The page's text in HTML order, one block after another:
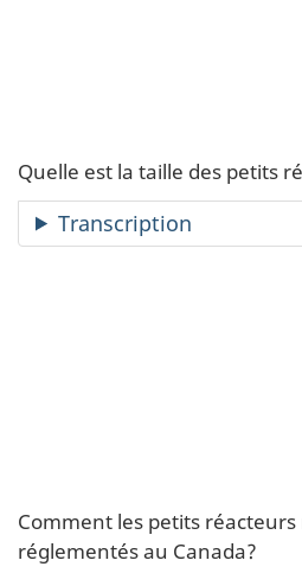
Quelle est la taille des petits
Transcription
Comment les petits
réglementés au Canada?